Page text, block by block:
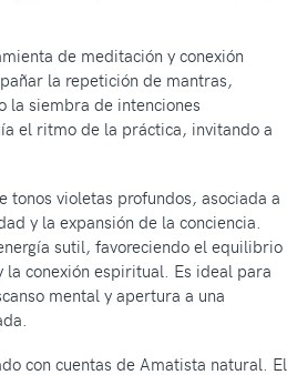
de meditación y conexión
la repetición de mantras,
la siembra de intenciones
el ritmo de la práctica, invitando a
tonos violetas profundos, asociada a
y la expansión de la conciencia.
sutil, favoreciendo el equilibrio
conexión espiritual. Es ideal para
mental y apertura a una
con cuentas de Amatista natural. El